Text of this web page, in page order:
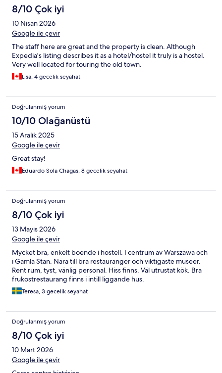
8/10 Çok iyi
10 Nisan 2026
Google ile çevir
The staff here are great and the property is clean. Although
Expedia's listing describes it as a hotel/hostel it truly is a hostel.
Very well located for touring the old town.
Lisa, 4 gecelik seyahat
Doğrulanmış yorum
10/10 Olağanüstü
15 Aralık 2025
Google ile çevir
Great stay!
Eduardo Sola Chagas, 8 gecelik seyahat
Doğrulanmış yorum
8/10 Çok iyi
13 Mayıs 2026
Google ile çevir
Mycket bra, enkelt boende i hostell. I centrum av Warszawa och
i Gamla Stan. Nära till bra restauranger och viktigaste museer.
Rent rum, tyst, vänlig personal. Hiss finns. Väl utrustat kök. Bra
frukostrestaurang finns i intill liggande hus.
Teresa, 3 gecelik seyahat
Doğrulanmış yorum
8/10 Çok iyi
10 Mart 2026
Google ile çevir